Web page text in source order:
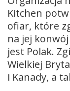
Kitchen
ofiar, które
na jej
jest Polak.
Wielkiej
i Kanady, a